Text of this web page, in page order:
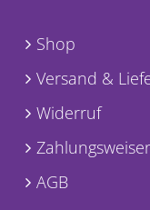
Shop
Versand &
Widerruf
AGB